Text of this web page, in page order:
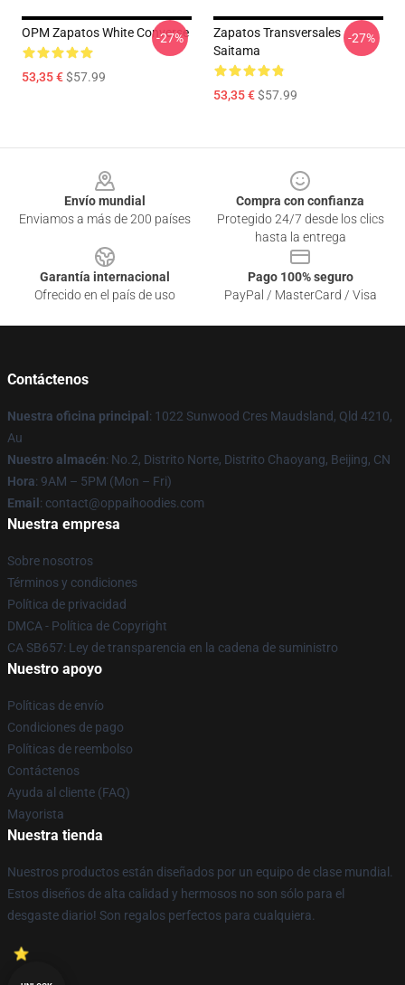
OPM Zapatos White Converse
53,35 €$57.99
-27%
Zapatos Transversales
Saitama
53,35 €$57.99
-27%
Envío mundial
Enviamos a más de 200 países
Compra con confianza
Protegido 24/7 desde los clics
hasta la entrega
Garantía internacional
Ofrecido en el país de uso
Pago 100% seguro
PayPal / MasterCard / Visa
Contáctenos
Nuestra oficina principal : 1022 Sunwood Cres Maudsland, Qld 4210,
Au
Nuestro almacén: No.2, Distrito Norte, Distrito Chaoyang, Beijing, CN
Hora: 9AM – 5PM (Mon – Fri)
Email : contact@oppaihoodies.com
Nuestra empresa
Sobre nosotros
Términos y condiciones
Política de privacidad
DMCA - Política de Copyright
CA SB657: Ley de transparencia en la cadena de suministro
Nuestro apoyo
Políticas de envío
Condiciones de pago
Políticas de reembolso
Contáctenos
Ayuda al cliente (FAQ)
Mayorista
Nuestra tienda
Nuestros productos están diseñados por un equipo de clase mundial.
Estos diseños de alta calidad y hermosos no son sólo para el
desgaste diario! Son regalos perfectos para cualquiera.